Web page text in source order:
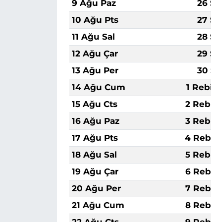
9 Ağu Paz 26
10 Ağu Pts
27
11 Ağu Sal
28
12 Ağu Çar
29
13 Ağu Per
30
14 Ağu Cum
1
15 Ağu Cts
2
16 Ağu Paz
3
17 Ağu Pts
4
18 Ağu Sal
5
19 Ağu Çar
6
20 Ağu Per
7
21 Ağu Cum
8